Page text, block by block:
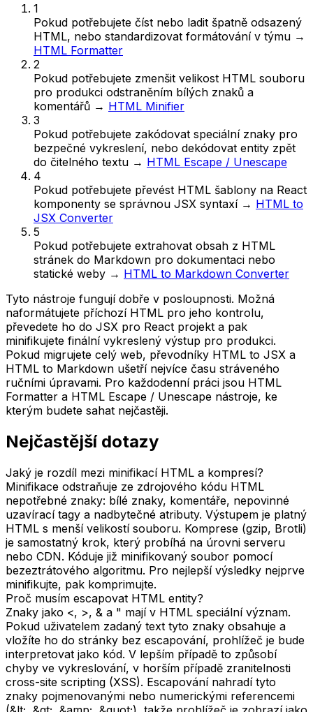
1
Pokud potřebujete číst nebo ladit špatně odsazený
HTML, nebo standardizovat formátování v týmu →
HTML Formatter
2
Pokud potřebujete zmenšit velikost HTML souboru
pro produkci odstraněním bílých znaků a
komentářů → HTML Minifier
3
Pokud potřebujete zakódovat speciální znaky pro
bezpečné vykreslení, nebo dekódovat entity zpět
do čitelného textu → HTML Escape / Unescape
4
Pokud potřebujete převést HTML šablony na React
komponenty se správnou JSX syntaxí→ HTML to
JSX Converter
5
Pokud potřebujete extrahovat obsah z HTML
stránek do Markdown pro dokumentaci nebo
statické weby → HTML to Markdown Converter
Tyto nástroje fungují dobře v posloupnosti. Možná
naformátujete příchozí HTML pro jeho kontrolu,
převedete ho do JSX pro React projekt a pak
minifikujete finální vykreslený výstup pro produkci.
Pokud migrujete celý web, převodníky HTML to JSX a
HTML to Markdown ušetří nejvíce času stráveného
ručními úpravami. Pro každodenní práci jsou HTML
Formatter a HTML Escape / Unescape nástroje, ke
kterým budete sahat nejčastěji.
Nejčastější dotazy
Jaký je rozdíl mezi minifikací HTML a kompresí?
Minifikace odstraňuje ze zdrojového kódu HTML
nepotřebné znaky: bílé znaky, komentáře, nepovinné
uzavírací tagy a nadbytečné atributy. Výstupem je platný
HTML s menší velikostí souboru. Komprese (gzip, Brotli)
je samostatný krok, který probíhá na úrovni serveru
nebo CDN. Kóduje již minifikovaný soubor pomocí
bezeztrátového algoritmu. Pro nejlepší výsledky nejprve
minifikujte, pak komprimujte.
Proč musím escapovat HTML entity?
Znaky jako <, >, & a " mají v HTML speciální význam.
Pokud uživatelem zadaný text tyto znaky obsahuje a
vložíte ho do stránky bez escapování, prohlížeč je bude
interpretovat jako kód. V lepším případě to způsobí
chyby ve vykreslování, v horším případě zranitelnosti
cross-site scripting (XSS). Escapování nahradí tyto
znaky pojmenovanými nebo numerickými referencemi